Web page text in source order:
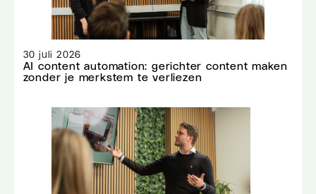
30 juli 2026
AI content automation: gerichter content maken
zonder je merkstem te verliezen